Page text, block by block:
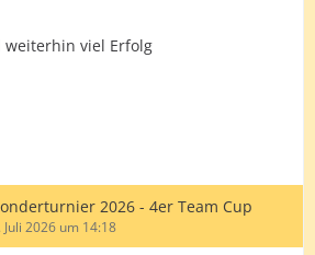
weiterhin viel Erfolg
2026 - 4er Team Cup
Juli 2026 um 14:18